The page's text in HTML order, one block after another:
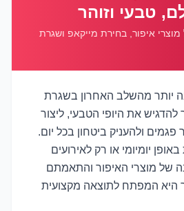
טבעי וזוהר
איפור, בחירת מייקאפ ושגרת
יותר מהשלב האחרון בשגרת
את היופי הטבעי, ליצור
ולהעניק ביטחון בכל יום.
יומיומי או רק לאירועים
של מוצרי האיפור והתאמתם
היא המפתח לתוצאה מקצועית